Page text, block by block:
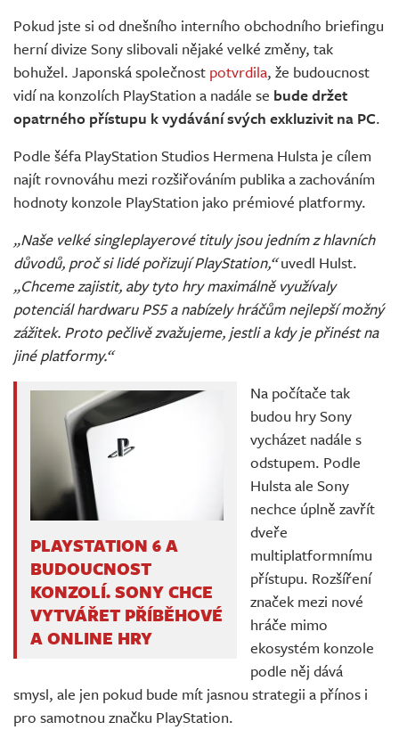
Živě
Pokud jste si od dnešního interního obchodního briefingu
herní divize Sony slibovali nějaké velké změny, tak
bohužel. Japonská společnost potvrdila, že budoucnost
vidí na konzolích PlayStation a nadále se bude držet
opatrného přístupu k vydávání svých exkluzivit na PC.
Podle šéfa PlayStation Studios Hermena Hulsta je cílem
najít rovnováhu mezi rozšiřováním publika a zachováním
hodnoty konzole PlayStation jako prémiové platformy.
„Naše velké singleplayerové tituly jsou jedním z hlavních
důvodů, proč si lidé pořizují PlayStation,“uvedl Hulst.
„Chceme zajistit, aby tyto hry maximálně využívaly
potenciál hardwaru PS5 a nabízely hráčům nejlepší možný
zážitek. Proto pečlivě zvažujeme, jestli a kdy je přinést na
jiné platformy.“
PLAYSTATION 6 A
BUDOUCNOST
KONZOLÍ. SONY CHCE
VYTVÁŘET PŘÍBĚHOVÉ
A ONLINE HRY
Na počítače tak
budou hry Sony
vycházet nadále s
odstupem. Podle
Hulsta ale Sony
nechce úplně zavřít
dveře
multiplatformnímu
přístupu. Rozšíření
značek mezi nové
hráče mimo
ekosystém konzole
podle něj dává
smysl, ale jen pokud bude mít jasnou strategii a přínos i
pro samotnou značku PlayStation.